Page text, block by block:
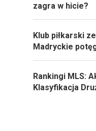
zagra w hicie?
Klub piłkarski
Madryckie
Rankingi MLS:
Klasyfikacja